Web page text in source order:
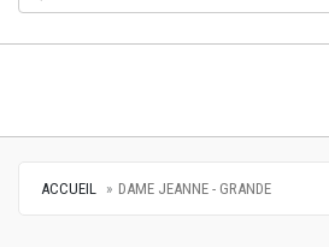
ACCUEIL DAME JEANNE - GRANDE